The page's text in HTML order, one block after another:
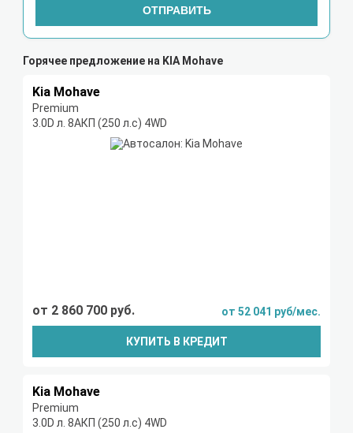
ОТПРАВИТЬ
Горячее предложение на KIA Mohave
Kia Mohave
Premium
3.0D л. 8AКП (250 л.с) 4WD
от 2 860 700 руб. от 52 041 руб/мес.
КУПИТЬ В КРЕДИТ
Kia Mohave
Premium
3.0D л. 8AКП (250 л.с) 4WD